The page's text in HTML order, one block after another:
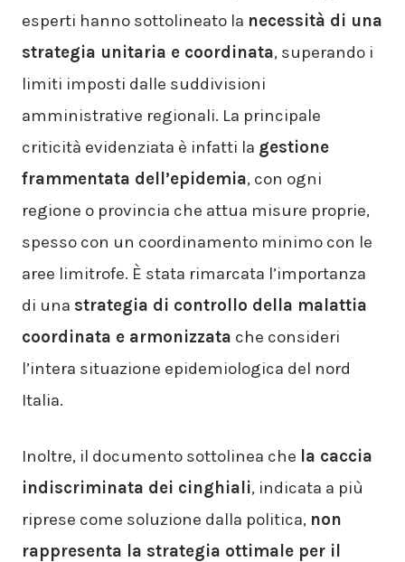
esperti hanno sottolineato la necessità di una
strategia unitaria e coordinata, superando i
limiti imposti dalle suddivisioni
amministrative regionali. La principale
criticità evidenziata è infatti la gestione
frammentata dell’epidemia, con ogni
regione o provincia che attua misure proprie,
spesso con un coordinamento minimo con le
aree limitrofe. È stata rimarcata l’importanza
di una strategia di controllo della malattia
coordinata e armonizzata che consideri
l’intera situazione epidemiologica del nord
Italia.
Inoltre, il documento sottolinea che la caccia
indiscriminata dei cinghiali, indicata a più
riprese come soluzione dalla politica, non
rappresenta la strategia ottimale per il